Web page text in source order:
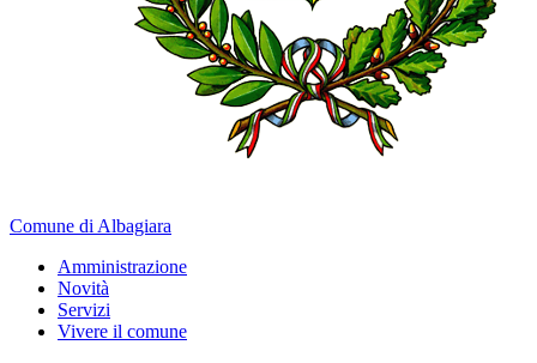
Comune di Albagiara
Amministrazione
Novità
Servizi
Vivere il comune